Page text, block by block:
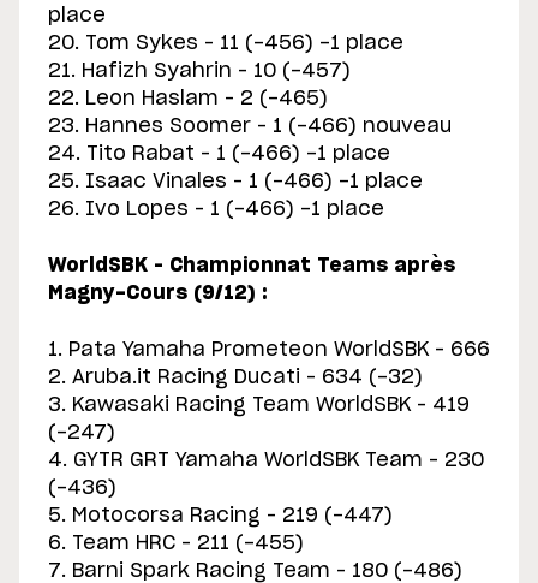
place
20. Tom Sykes – 11 (-456) -1 place
21. Hafizh Syahrin – 10 (-457)
22. Leon Haslam – 2 (-465)
23. Hannes Soomer – 1 (-466) nouveau
24. Tito Rabat – 1 (-466) -1 place
25. Isaac Vinales – 1 (-466) -1 place
26. Ivo Lopes – 1 (-466) -1 place
WorldSBK – Championnat Teams après
Magny-Cours (9/12) :
1. Pata Yamaha Prometeon WorldSBK – 666
2. Aruba.it Racing Ducati – 634 (-32)
3. Kawasaki Racing Team WorldSBK – 419
(-247)
4. GYTR GRT Yamaha WorldSBK Team – 230
(-436)
5. Motocorsa Racing – 219 (-447)
6. Team HRC – 211 (-455)
7. Barni Spark Racing Team – 180 (-486)